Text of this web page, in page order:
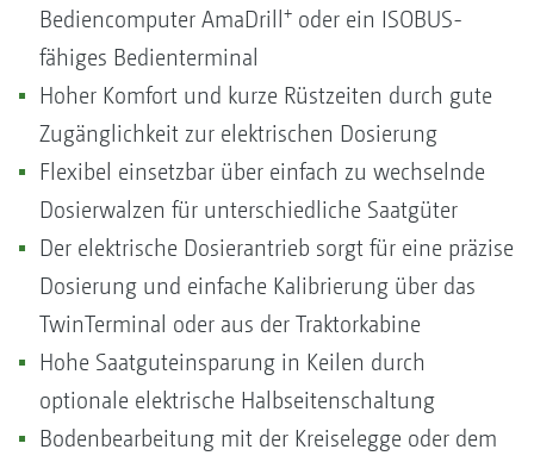
Bediencomputer AmaDrill
+ oder ein ISOBUS-
fähiges Bedienterminal
Hoher Komfort und kurze Rüstzeiten durch gute
Zugänglichkeit zur elektrischen Dosierung
Flexibel einsetzbar über einfach zu wechselnde
Dosierwalzen für unterschiedliche Saatgüter
Der elektrische Dosierantrieb sorgt für eine präzise
Dosierung und einfache Kalibrierung über das
TwinTerminal oder aus der Traktorkabine
Hohe Saatguteinsparung in Keilen durch
optionale elektrische Halbseitenschaltung
Bodenbearbeitung mit der Kreiselegge oder dem